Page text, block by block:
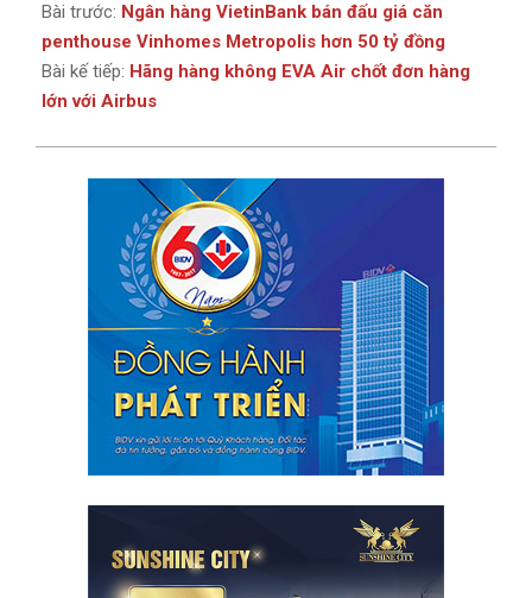
Bài trước: Ngân hàng VietinBank bán đấu giá căn
penthouse Vinhomes Metropolis hơn 50 tỷ đồng
Bài kế tiếp: Hãng hàng không EVA Air chốt đơn hàng
lớn với Airbus